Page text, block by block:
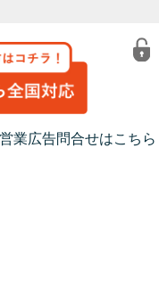
業広告問合せはこちら